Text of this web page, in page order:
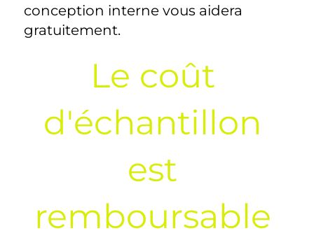
conception interne vous aidera
gratuitement.
Le coût
d'échantillon
est
remboursable